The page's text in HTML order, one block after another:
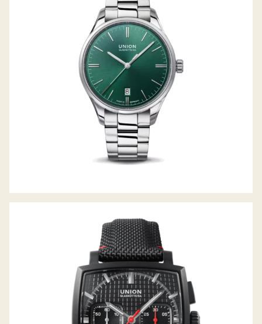
VIRO 39MM
AVERIN CHRONOGRAPH